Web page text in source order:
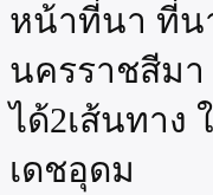
หน้าที่นา ที่น
นครราชสีม
ได้2เส้นทาง
เดชอุดม